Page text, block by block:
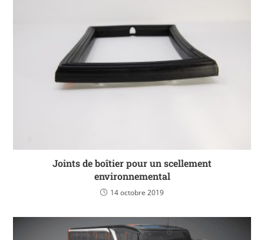
Joints de boîtier pour un scellement
environnemental
14 octobre 2019